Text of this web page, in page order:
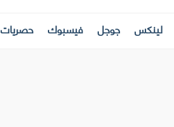
لينكس جوجل فيسبوك حصريات